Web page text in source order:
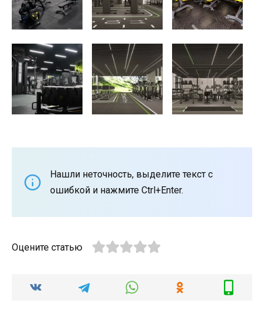
Нашли неточность, выделите текст с
ошибкой и нажмите Ctrl+Enter.
Оцените статью